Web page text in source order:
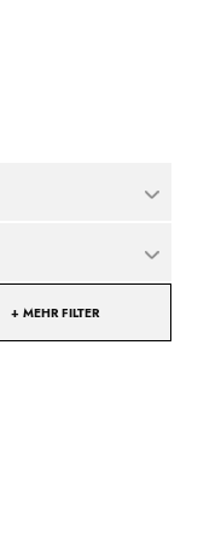
+ MEHR FILTER